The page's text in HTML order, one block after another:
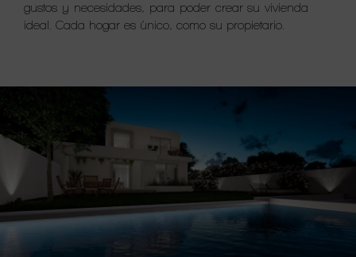
gustos y necesidades, para poder crear su vivienda
ideal. Cada hogar es único, como su propietario.